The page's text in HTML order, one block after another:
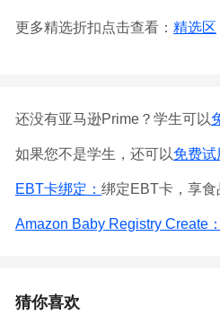
更多精选折扣点击查看： 精选区
还没有亚马逊Prime？学生可以
如果您不是学生，还可以免费
EBT卡绑定： 绑定EBT卡，享食
Amazon Baby Registry Create：
猜你喜欢